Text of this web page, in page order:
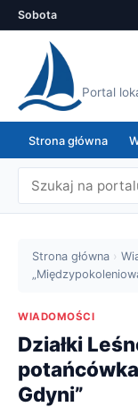
Sobota
Portal
Strona główna
Strona główna ›
WIADOMOŚCI
Działki
Gdyni”